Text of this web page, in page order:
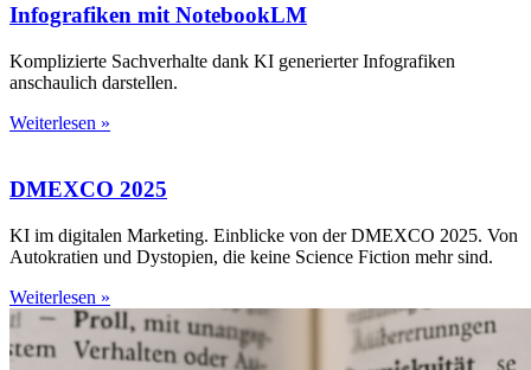
Infografiken mit NotebookLM
Komplizierte Sachverhalte dank KI generierter Infografiken
anschaulich darstellen.
Weiterlesen »
DMEXCO 2025
KI im digitalen Marketing. Einblicke von der DMEXCO 2025. Von
Autokratien und Dystopien, die keine Science Fiction mehr sind.
Weiterlesen »